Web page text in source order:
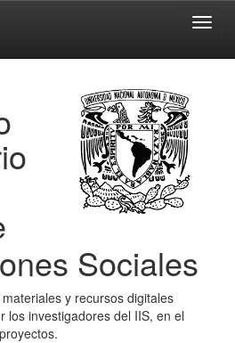
Sociales
y recursos digitales
los investigadores del IIS, en el